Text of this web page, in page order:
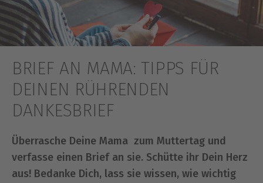
BRIEF AN MAMA: TIPPS FÜR
DEINEN RÜHRENDEN
DANKESBRIEF
Überrasche Deine Mama zum Muttertag und
verfasse einen Brief an sie. Schütte ihr Dein Herz
aus! Bedanke Dich, lass sie wissen, wie wichtig